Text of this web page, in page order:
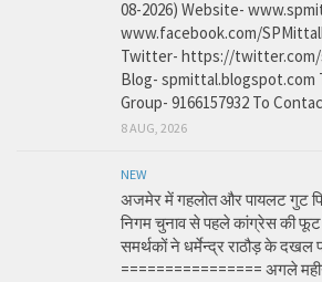
08-2026) Website-
www.facebook.com/
Twitter- https://twitter.com/
Blog- spmittal.blogspot.com
Group- 9166157932 To
8 AUG, 2026
NEW
अजमेर में गहलोत और पायलट गुट
निगम चुनाव से पहले कांग्रेस की फूट
समर्थकों ने धर्मेन्द्र राठौड़ के दखल
================ अगले